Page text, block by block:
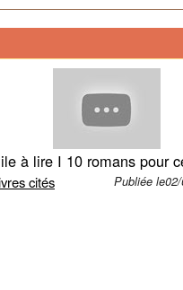
cités Publiée